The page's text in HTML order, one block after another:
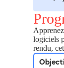
logiciels
rendu,